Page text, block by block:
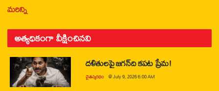
మరిన్ని
అత్యధికంగా వీక్షించినవి
దళితులపై జగన్‌ది కపట ప్రేమ!
చైతన్యరధం @July 9, 2026 6:00 AM